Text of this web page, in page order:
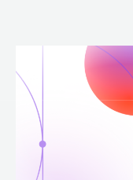
para
conteúdo